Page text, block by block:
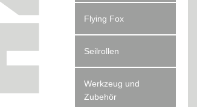
Flying Fox
Seilrollen
Werkzeug und
Zubehör